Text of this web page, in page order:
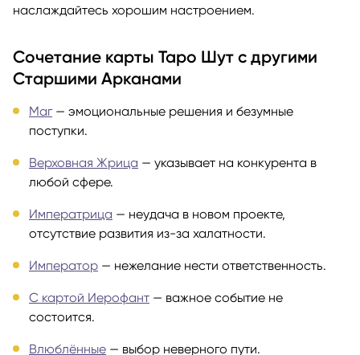
наслаждайтесь хорошим настроением.
Сочетание карты Таро Шут с другими
Старшими Арканами
Маг— эмоциональные решения и безумные
поступки.
Верховная Жрица — указывает на конкурента в
любой сфере.
Императрица — неудача в новом проекте,
отсутствие развития из-за халатности.
Император — нежелание нести ответственность.
С картой Иерофант — важное событие не
состоится.
Влюблённые — выбор неверного пути.